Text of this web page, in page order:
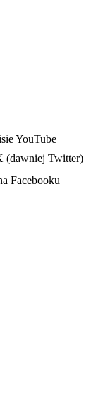
YouTube
(dawniej Twitter)
Facebooku